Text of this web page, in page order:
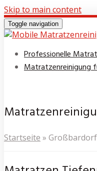
Skip to main content
Toggle navigation
Professionelle
Matratzenreinigung
Startseite » Großbardorf